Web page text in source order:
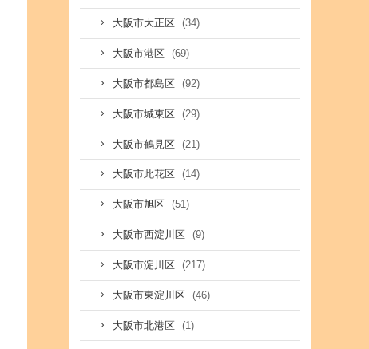
大阪市大正区 (34)
大阪市港区 (69)
大阪市都島区 (92)
大阪市城東区 (29)
大阪市鶴見区 (21)
大阪市此花区 (14)
大阪市旭区 (51)
大阪市西淀川区 (9)
大阪市淀川区 (217)
大阪市東淀川区 (46)
大阪市北港区 (1)